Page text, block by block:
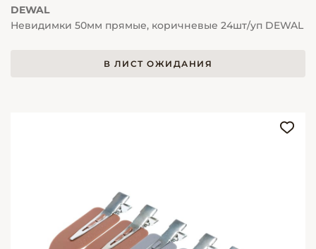
DEWAL
Невидимки 50мм прямые, коричневые 24шт/уп DEWAL
В ЛИСТ ОЖИДАНИЯ